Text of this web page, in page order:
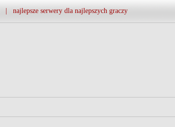
| najlepsze serwery dla najlepszych graczy